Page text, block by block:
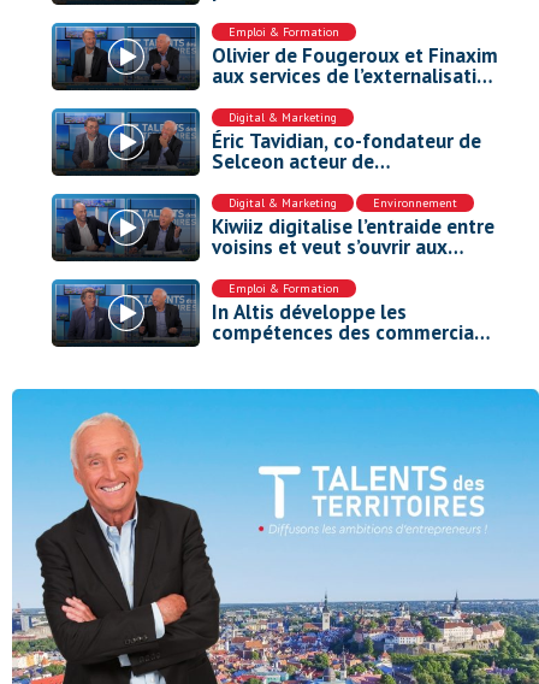
Emploi & Formation
Olivier de Fougeroux et Finaxim
aux services de l’externalisation
Digital & Marketing
Éric Tavidian, co-fondateur de
Selceon acteur de
nouvelle génération.
Digital & Marketing , Environnement
Kiwiiz digitalise l’entraide entre
voisins et veut s’ouvrir aux
Emploi & Formation
In Altis développe les
compétences des commerciaux